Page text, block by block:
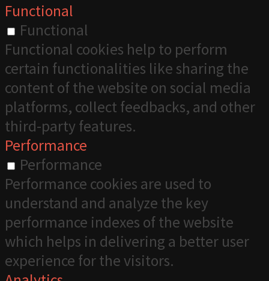
Functional
Functional
Functional cookies help to perform
certain functionalities like sharing the
content of the website on social media
platforms, collect feedbacks, and other
third-party features.
Performance
Performance
Performance cookies are used to
understand and analyze the key
performance indexes of the website
which helps in delivering a better user
experience for the visitors.